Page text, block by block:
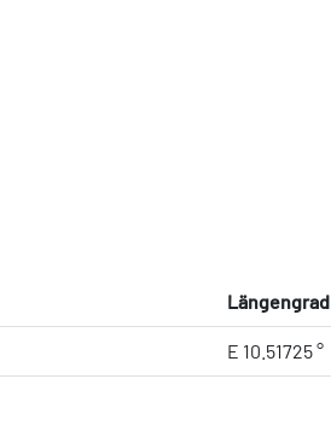
Längengrad
E 10.51725 °